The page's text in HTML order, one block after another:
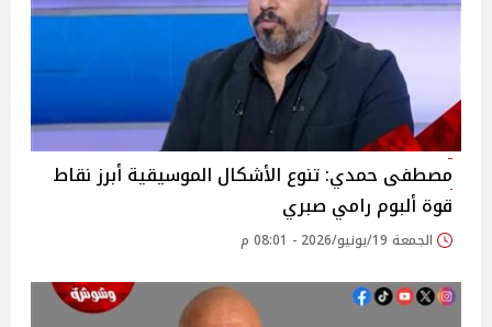
مصطفى حمدي: تنوع الأشكال الموسيقية أبرز نقاط
قوة ألبوم رامي صبري
الجمعة 19/يونيو/2026 - 08:01 م